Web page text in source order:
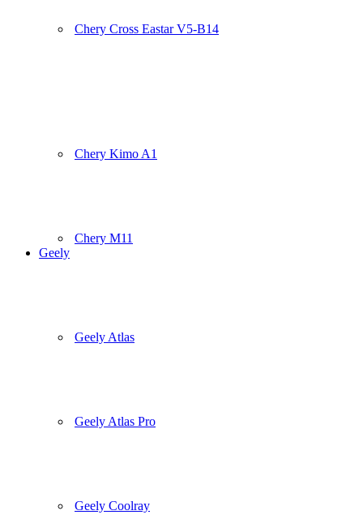
Chery Cross Eastar V5-B14
Chery Kimo A1
Chery M11
Geely
Geely Atlas
Geely Atlas Pro
Geely Coolray